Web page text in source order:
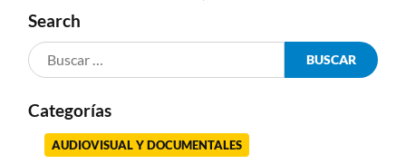
Search
Categorías
AUDIOVISUAL Y DOCUMENTALES